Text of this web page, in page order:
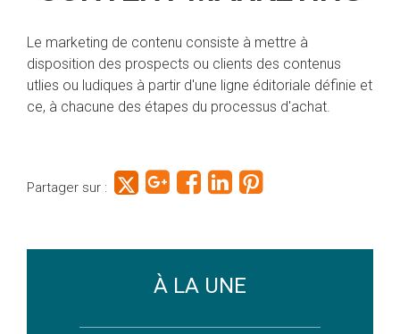
Le marketing de contenu consiste à mettre à
disposition des prospects ou clients des contenus
utlies ou ludiques à partir d'une ligne éditoriale définie et
ce, à chacune des étapes du processus d'achat.
Partager sur :
À LA UNE